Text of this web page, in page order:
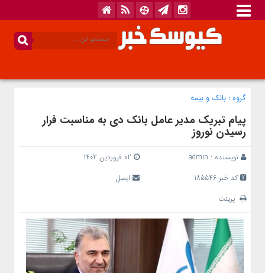
گروه : بانک‌ و بیمه
پیام تبریک مدیر عامل بانک دی به مناسبت فرار
رسیدن نوروز
نویسنده : admin
کد خبر 185546
ایمیل
پرینت